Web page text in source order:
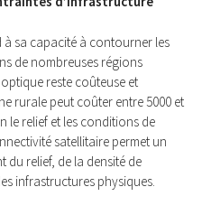
à sa capacité à contourner les
de nombreuses régions
reste coûteuse et
rurale peut coûter entre 5000 et
le relief et les conditions de
satellitaire permet un
du relief, de la densité de
infrastructures physiques.